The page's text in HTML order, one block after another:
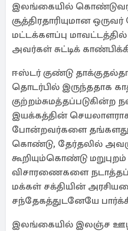
இலங்கையில் கொண்டுவர
சூத்திரதாரியுமான
மட்டக்களப்பு
அவர்கள் சுட்டிக்
ஈஸ்டர் குண்டு
தொடர்பில் இருந்ததாக
குற்றம்சுமத்தப்படுகின்ற
இயக்கத்தின்
போன்றவர்களை தங்களது
கொண்டு, தேர்தலில்
கூறியும்கொண்டு
விசாரணைகளை
மக்கள் சக்தியின்
சந்தேகத்துடனேயே
இலங்கையில் இலஞ்ச